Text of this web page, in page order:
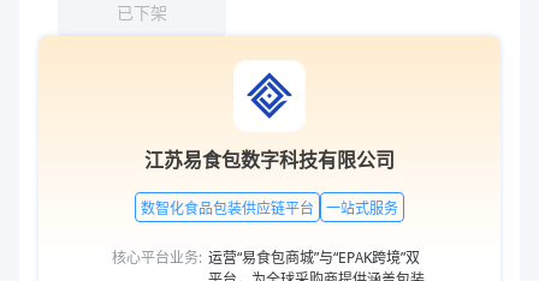
已下架
江苏易食包数字科技有限公司
数智化食品包装供应链平台 一站式服务
核心平台业务: 运营“易食包商城”与“EPAK跨境”双